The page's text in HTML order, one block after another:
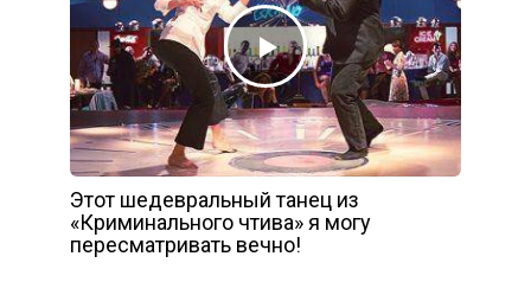
Этот шедевральный танец из
«Криминального чтива» я могу
пересматривать вечно!